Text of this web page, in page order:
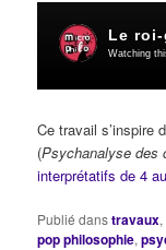
Ce travail s’inspire
(Psychanalyse des
interprétatifs de 4
Publié danstravaux,
pop philosophie,